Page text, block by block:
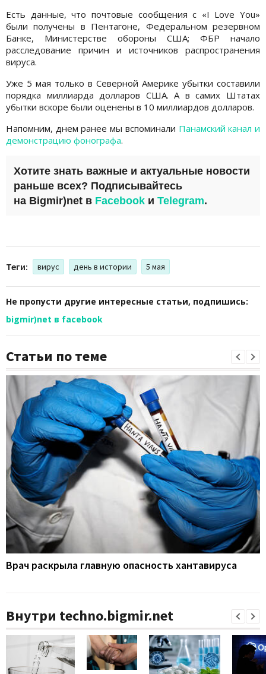
Есть данные, что почтовые сообщения с «I Love You»
были получены в Пентагоне, Федеральном резервном
Банке, Министерстве обороны США; ФБР начало
расследование причин и источников распространения
вируса.
Уже 5 мая только в Северной Америке убытки составили
порядка миллиарда долларов США. А в самих Штатах
убытки вскоре были оценены в 10 миллиардов долларов.
Напомним, днем ранее мы вспоминали Панамский канал и
демонстрацию фонографа.
Хотите знать важные и актуальные новости
раньше всех? Подписывайтесь
на Bigmir)net в Facebook и Telegram.
Теги: вирус день в истории 5 мая
Не пропусти другие интересные статьи, подпишись:
bigmir)net в facebook
Статьи по теме
Врач раскрыла главную опасность хантавируса
Внутри techno.bigmir.net